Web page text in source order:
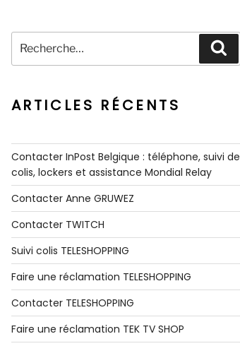
pour
:
ARTICLES RÉCENTS
Contacter InPost Belgique : téléphone, suivi de
colis, lockers et assistance Mondial Relay
Contacter Anne GRUWEZ
Contacter TWITCH
Suivi colis TELESHOPPING
Faire une réclamation TELESHOPPING
Contacter TELESHOPPING
Faire une réclamation TEK TV SHOP